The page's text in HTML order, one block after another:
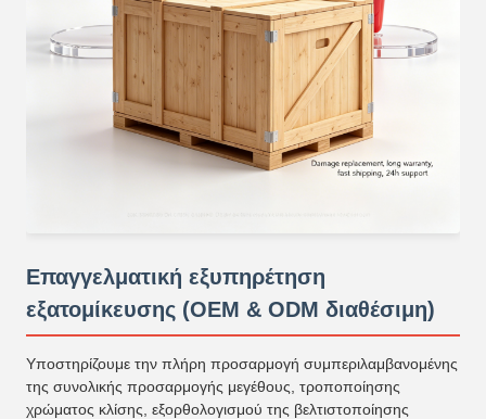
Επαγγελματική εξυπηρέτηση
εξατομίκευσης (OEM & ODM διαθέσιμη)
Υποστηρίζουμε την πλήρη προσαρμογή συμπεριλαμβανομένης
της συνολικής προσαρμογής μεγέθους, τροποποίησης
χρώματος κλίσης, εξορθολογισμού της βελτιστοποίησης